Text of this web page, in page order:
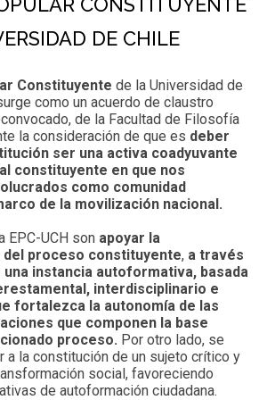
DE CHILE
Constituyente de la Universidad de
como un acuerdo de claustro
de la Facultad de Filosofía
la consideración de que es deber
ser una activa coadyuvante
constituyente en que nos
como comunidad
de la movilización nacional.
EPC-UCH son apoyar la
proceso constituyente, a través
instancia autoformativa, basada
interdisciplinario e
fortalezca la autonomía de las
que componen la base
proceso. Por otro lado, se
a la constitución de un sujeto crítico y
social, favoreciendo
de autoformación ciudadana.